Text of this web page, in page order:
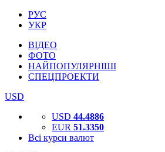
РУС
УКР
ВІДЕО
ФОТО
НАЙПОПУЛЯРНІШІ
СПЕЦПРОЕКТИ
USD
USD 44.4886
EUR 51.3350
Всі курси валют